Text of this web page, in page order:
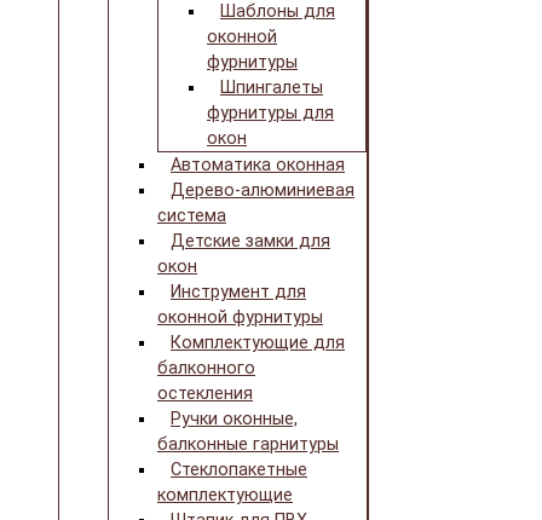
Шаблоны для
оконной
фурнитуры
Шпингалеты
фурнитуры для
окон
Автоматика оконная
Дерево-алюминиевая
система
Детские замки для
окон
Инструмент для
оконной фурнитуры
Комплектующие для
балконного
остекления
Ручки оконные,
балконные гарнитуры
Стеклопакетные
комплектующие